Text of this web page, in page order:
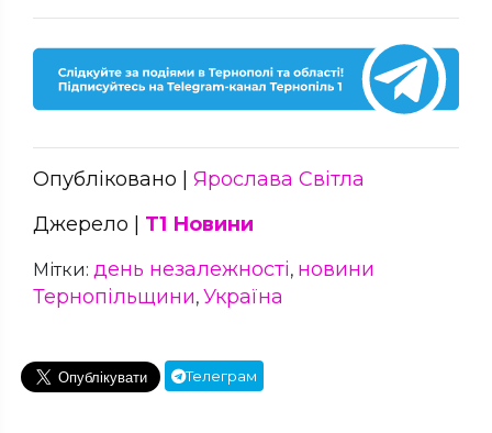
Опубліковано | Ярослава Світла
Джерело | Т1 Новини
Мітки: день незалежності, новини
Тернопільщини, Україна
Телеграм